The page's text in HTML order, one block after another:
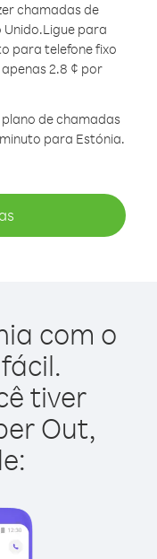
chamadas de
Unido.Ligue para
para telefone fixo
2.8 ¢ por
de chamadas
para Estónia.
com o
tiver
Out,